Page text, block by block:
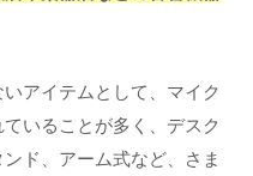
アイテムとして、マイク
いることが多く、デスク
ド、アーム式など、さま